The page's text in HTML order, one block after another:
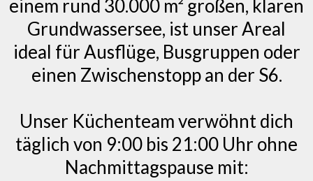
einem rund 30.000 m² großen, klaren
Grundwassersee, ist unser Areal
ideal für Ausflüge, Busgruppen oder
einen Zwischenstopp an der S6.
Unser Küchenteam verwöhnt dich
täglich von 9:00 bis 21:00 Uhr ohne
Nachmittagspause mit: